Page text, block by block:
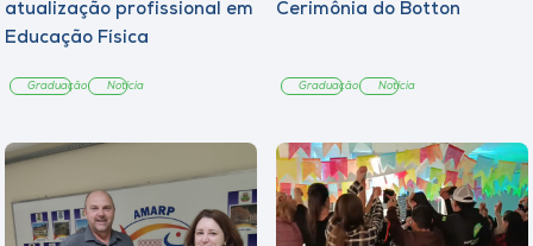
atualização profissional em
Educação Física
Graduação Notícia
Cerimônia do Botton
Graduação Notícia